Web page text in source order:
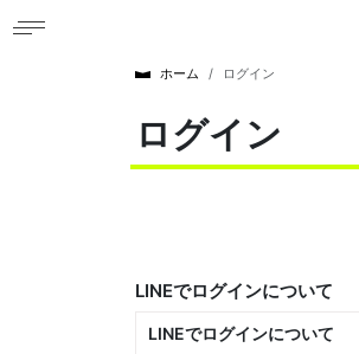
ホーム ログイン
ログイン
LINEでログインについて
LINEでログインについて